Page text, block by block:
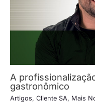
A
gastronômico
Artigos, Cliente SA, Mais